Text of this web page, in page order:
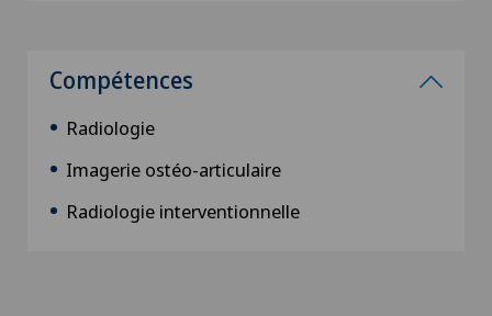
Compétences
Radiologie
Imagerie ostéo-articulaire
Radiologie interventionnelle